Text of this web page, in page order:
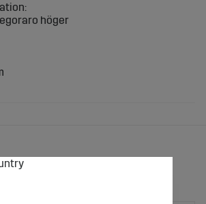
höger
reservdelar